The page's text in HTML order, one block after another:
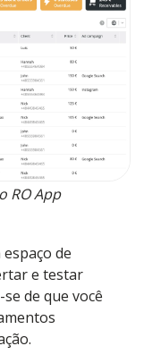
RO App
de
e testar
de que você